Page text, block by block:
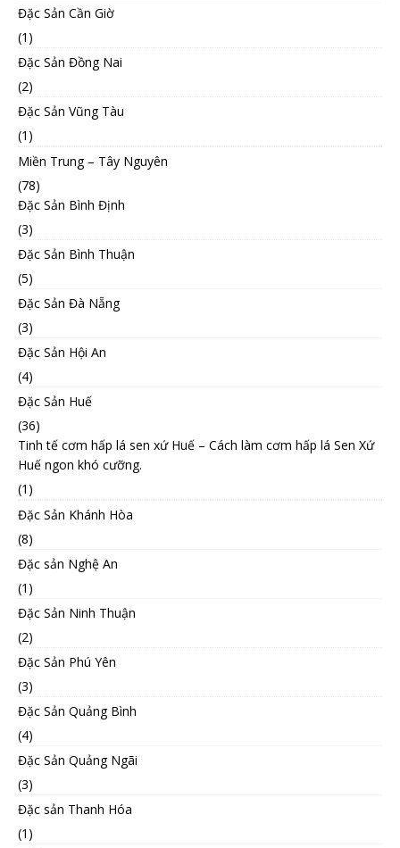
Đặc Sản Cần Giờ
(1)
Đặc Sản Đồng Nai
(2)
Đặc Sản Vũng Tàu
(1)
Miền Trung – Tây Nguyên
(78)
Đặc Sản Bình Định
(3)
Đặc Sản Bình Thuận
(5)
Đặc Sản Đà Nẵng
(3)
Đặc Sản Hội An
(4)
Đặc Sản Huế
(36)
Tinh tế cơm hấp lá sen xứ Huế – Cách làm cơm hấp lá Sen Xứ
Huế ngon khó cưỡng.
(1)
Đặc Sản Khánh Hòa
(8)
Đặc sản Nghệ An
(1)
Đặc Sản Ninh Thuận
(2)
Đặc Sản Phú Yên
(3)
Đặc Sản Quảng Bình
(4)
Đặc Sản Quảng Ngãi
(3)
Đặc sản Thanh Hóa
(1)